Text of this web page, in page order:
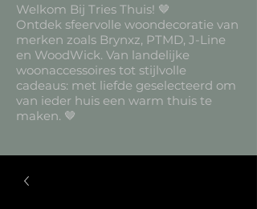
Welkom Bij Tries Thuis! 🤎
Ontdek sfeervolle woondecoratie van
merken zoals Brynxz, PTMD, J-Line
en WoodWick. Van landelijke
woonaccessoires tot stijlvolle
cadeaus: met liefde geselecteerd om
van ieder huis een warm thuis te
maken. 🤎